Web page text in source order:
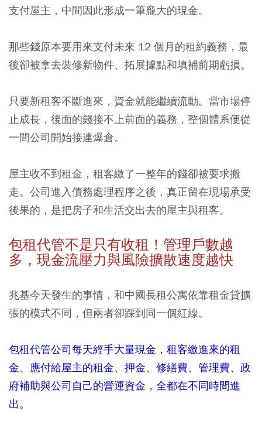
支付屋主，中間因此形成一筆龐大的現金。
那些錢原本要用來支付未來 12 個月的租約義務，最
後卻被拿去裝修新物件、拓展據點和填補前期虧損。
只要新租客不斷進來，資金就能繼續流動。當市場停
止成長，後面的錢接不上前面的義務，整個體系便從
一間公司開始接連爆倉。
屋主收不到租金，租客繳了一整年的錢卻被要求搬
走。公司進入債務處理程序之後，真正留在現場承受
後果的，是把房子和生活交出去的屋主與租客。
包租代管不是只有收租！管理戶數越
多，現金流壓力與風險擴散速度越快
兆基今天發生的事情，和中國長租公寓依靠租金貸擴
張的模式不同，但兩者卻踩到同一個紅線。
包租代管公司每天經手大量現金，租客繳進來的租
金、應付給屋主的租金、押金、修繕費、管理費、政
府補助與公司自己的營運資金，全都在不同時間進
出。